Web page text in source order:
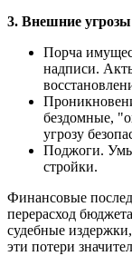
3. Внешние
Порча
надписи.
бездомные,
угрозу
Поджоги.
стройки.
Финансовые
перерасход
судебные
эти потери